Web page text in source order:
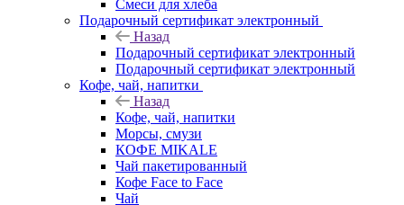
Смеси для хлеба
Подарочный сертификат электронный
Назад
Подарочный сертификат электронный
Подарочный сертификат электронный
Кофе, чай, напитки
Назад
Кофе, чай, напитки
Морсы, смузи
КОФЕ MIKALE
Чай пакетированный
Кофе Face to Face
Чай